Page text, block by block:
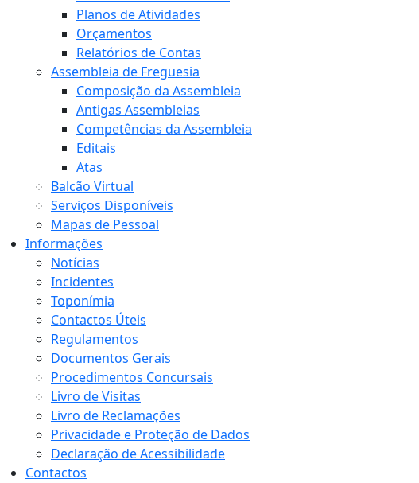
Planos de Atividades
Orçamentos
Relatórios de Contas
Assembleia de Freguesia
Composição da Assembleia
Antigas Assembleias
Competências da Assembleia
Editais
Atas
Balcão Virtual
Serviços Disponíveis
Mapas de Pessoal
Informações
Notícias
Incidentes
Toponímia
Contactos Úteis
Regulamentos
Documentos Gerais
Procedimentos Concursais
Livro de Visitas
Livro de Reclamações
Privacidade e Proteção de Dados
Declaração de Acessibilidade
Contactos